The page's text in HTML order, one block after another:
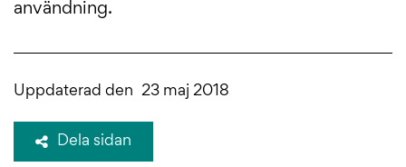
användning.
Uppdaterad den 23 maj 2018
Dela sidan